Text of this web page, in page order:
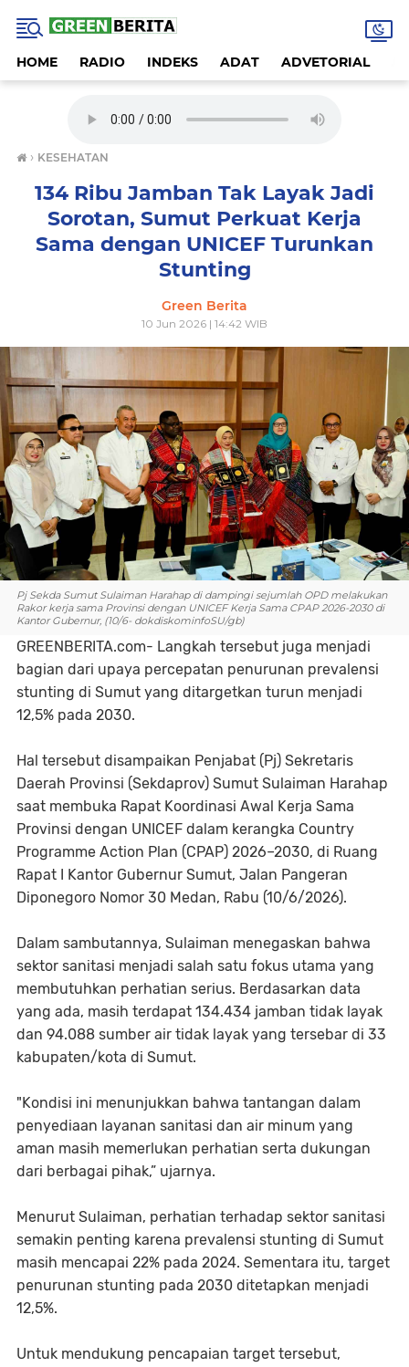
HOME RADIO INDEKS ADAT ADVETORIAL
› KESEHATAN
134 Ribu Jamban Tak Layak Jadi
Sorotan, Sumut Perkuat Kerja
Sama dengan UNICEF Turunkan
Stunting
Green Berita
10 Jun 2026 | 14:42 WIB
Pj Sekda Sumut Sulaiman Harahap di dampingi sejumlah OPD melakukan
Rakor kerja sama Provinsi dengan UNICEF Kerja Sama CPAP 2026-2030 di
Kantor Gubernur, (10/6- dokdiskominfoSU/gb)
GREENBERITA.com- Langkah tersebut juga menjadi
bagian dari upaya percepatan penurunan prevalensi
stunting di Sumut yang ditargetkan turun menjadi
12,5% pada 2030.
Hal tersebut disampaikan Penjabat (Pj) Sekretaris
Daerah Provinsi (Sekdaprov) Sumut Sulaiman Harahap
saat membuka Rapat Koordinasi Awal Kerja Sama
Provinsi dengan UNICEF dalam kerangka Country
Programme Action Plan (CPAP) 2026–2030, di Ruang
Rapat I Kantor Gubernur Sumut, Jalan Pangeran
Diponegoro Nomor 30 Medan, Rabu (10/6/2026).
Dalam sambutannya, Sulaiman menegaskan bahwa
sektor sanitasi menjadi salah satu fokus utama yang
membutuhkan perhatian serius. Berdasarkan data
yang ada, masih terdapat 134.434 jamban tidak layak
dan 94.088 sumber air tidak layak yang tersebar di 33
kabupaten/kota di Sumut.
"Kondisi ini menunjukkan bahwa tantangan dalam
penyediaan layanan sanitasi dan air minum yang
aman masih memerlukan perhatian serta dukungan
dari berbagai pihak,” ujarnya.
Menurut Sulaiman, perhatian terhadap sektor sanitasi
semakin penting karena prevalensi stunting di Sumut
masih mencapai 22% pada 2024. Sementara itu, target
penurunan stunting pada 2030 ditetapkan menjadi
12,5%.
Untuk mendukung pencapaian target tersebut,